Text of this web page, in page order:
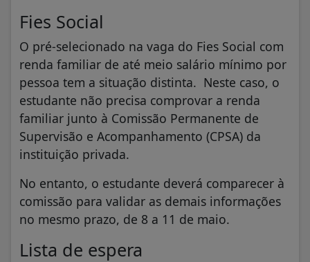
Fies Social
O pré-selecionado na vaga do Fies Social com
renda familiar de até meio salário mínimo por
pessoa tem a situação distinta. Neste caso, o
estudante não precisa comprovar a renda
familiar junto à Comissão Permanente de
Supervisão e Acompanhamento (CPSA) da
instituição privada.
No entanto, o estudante deverá comparecer à
comissão para validar as demais informações
no mesmo prazo, de 8 a 11 de maio.
Lista de espera